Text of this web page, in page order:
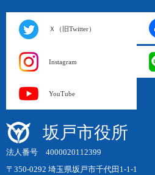
Ｘ（旧Twitter）
Instagram
YouTube
坂戸市役所
法人番号 4000020112399
〒350-0292 埼玉県坂戸市千代田1-1-1